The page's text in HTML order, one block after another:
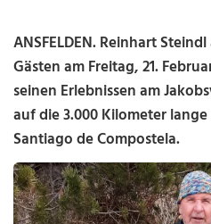
ANSFELDEN. Reinhart
Gästen am Freitag, 21.
seinen Erlebnissen am
auf die 3.000 Kilometer
Santiago de Compostela.